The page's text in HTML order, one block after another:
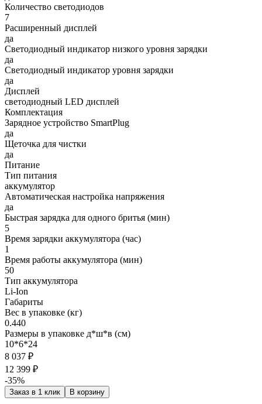
Количество светодиодов
7
Расширенный дисплей
да
Светодиодный индикатор низкого уровня зарядки
да
Светодиодный индикатор уровня зарядки
да
Дисплей
cветодиодный LED дисплей
Комплектация
Зарядное устройство SmartPlug
да
Щеточка для чистки
да
Питание
Тип питания
аккумулятор
Автоматическая настройка напряжения
да
Быстрая зарядка для одного бритья (мин)
5
Время зарядки аккумулятора (час)
1
Время работы аккумулятора (мин)
50
Тип аккумулятора
Li-Ion
Габариты
Вес в упаковке (кг)
0.440
Размеры в упаковке д*ш*в (см)
10*6*24
8 037 ₽
12 399 ₽
-35%
Заказ в 1 клик В корзину